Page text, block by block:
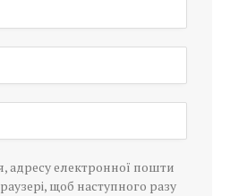
адресу електронної пошти
щоб наступного разу